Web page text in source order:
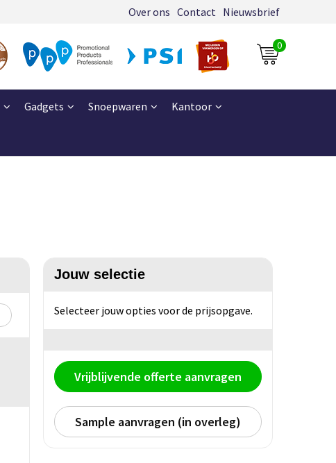
Over ons Contact Nieuwsbrief
0
Gadgets Snoepwaren Kantoor
Jouw selectie
Selecteer jouw opties voor de prijsopgave.
Vrijblijvende offerte aanvragen
Sample aanvragen (in overleg)